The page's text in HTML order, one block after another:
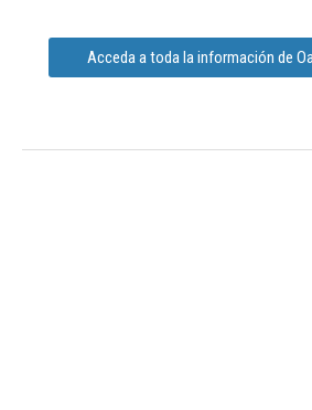
Acceda a toda la información de